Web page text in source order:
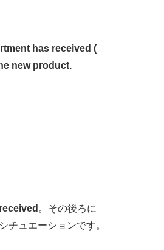
has received (
product.
。その後ろに
チュエーションです。